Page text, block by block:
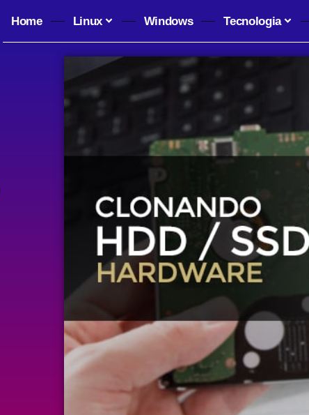
Home Linux Windows Tecnologia